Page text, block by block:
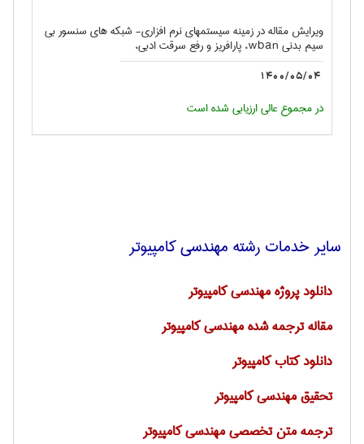
ویرایش مقاله در زمینه سیستمهای نرم افزاری- شبکه های سنسور بی
سیم بدنی wban، پارافریز و رفع سرقت ادبی،
1400/05/04
در مجموع عالی ارزیابی شده است
سایر خدمات رشته مهندسی كامپيوتر
دانلود پروژه مهندسی کامپیوتر
مقاله ترجمه شده مهندسی کامپیوتر
دانلود کتاب کامپیوتر
تحقیق مهندسی کامپیوتر
ترجمه متن تخصصی مهندسی کامپیوتر